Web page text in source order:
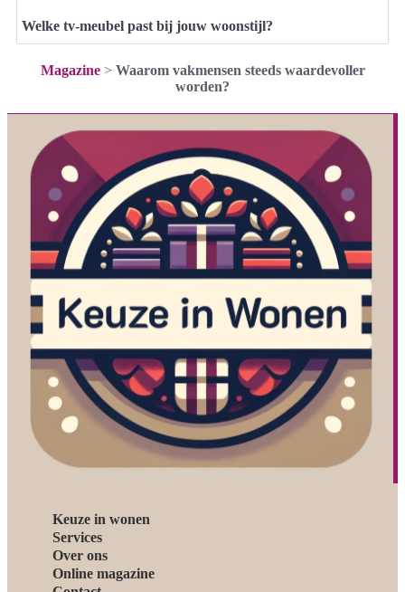
Welke tv-meubel past bij jouw woonstijl?
Magazine> Waarom vakmensen steeds waardevoller
worden?
Keuze in wonen
Services
Over ons
Online magazine